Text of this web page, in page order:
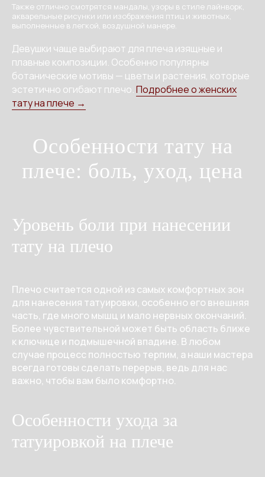
Также отлично смотрятся мандалы, узоры в стиле лайнворк,
акварельные рисунки или изображения птиц и животных,
выполненные в легкой, воздушной манере.
Девушки чаще выбирают для плеча изящные и
плавные композиции. Особенно популярны
ботанические мотивы — цветы и растения, которые
эстетично огибают плечо.Подробнее о женских
тату на плече →
Особенности тату на
плече: боль, уход, цена
Уровень боли при нанесении
тату на плечо
Плечо считается одной из самых комфортных зон
для нанесения татуировки, особенно его внешняя
часть, где много мышц и мало нервных окончаний.
Более чувствительной может быть область ближе
к ключице и подмышечной впадине. В любом
случае процесс полностью терпим, а наши мастера
всегда готовы сделать перерыв, ведь для нас
важно, чтобы вам было комфортно.
Особенности ухода за
татуировкой на плече